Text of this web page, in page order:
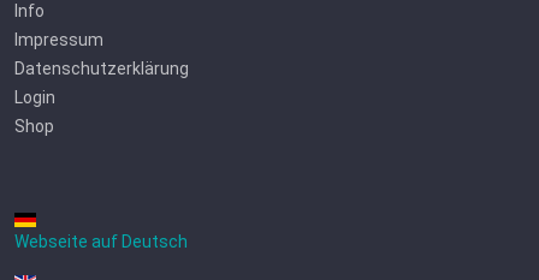
Info
Impressum
Datenschutzerklärung
Login
Shop
Webseite auf Deutsch